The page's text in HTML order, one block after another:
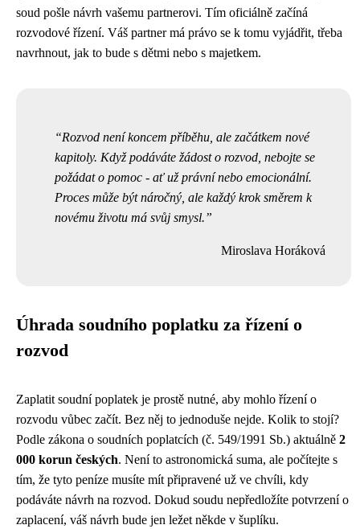
soud pošle návrh vašemu partnerovi. Tím oficiálně začíná
rozvodové řízení. Váš partner má právo se k tomu vyjádřit, třeba
navrhnout, jak to bude s dětmi nebo s majetkem.
Rozvod není koncem příběhu, ale začátkem nové
kapitoly. Když podáváte žádost o rozvod, nebojte se
požádat o pomoc - ať už právní nebo emocionální.
Proces může být náročný, ale každý krok směrem k
novému životu má svůj smysl.
Miroslava Horáková
Úhrada soudního poplatku za řízení o
rozvod
Zaplatit soudní poplatek je prostě nutné, aby mohlo řízení o
rozvodu vůbec začít. Bez něj to jednoduše nejde. Kolik to stojí?
Podle zákona o soudních poplatcích (č. 549/1991 Sb.) aktuálně 2
000 korun českých. Není to astronomická suma, ale počítejte s
tím, že tyto peníze musíte mít připravené už ve chvíli, kdy
podáváte návrh na rozvod. Dokud soudu nepředložíte potvrzení o
zaplacení, váš návrh bude jen ležet někde v šuplíku.